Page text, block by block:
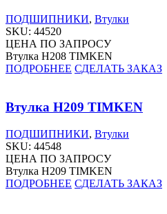
ПОДШИПНИКИ, Втулки
SKU: 44520
ЦЕНА ПО ЗАПРОСУ
Втулка H208 TIMKEN
ПОДРОБНЕЕ СДЕЛАТЬ ЗАКАЗ
Втулка H209 TIMKEN
ПОДШИПНИКИ, Втулки
SKU: 44548
ЦЕНА ПО ЗАПРОСУ
Втулка H209 TIMKEN
ПОДРОБНЕЕ СДЕЛАТЬ ЗАКАЗ